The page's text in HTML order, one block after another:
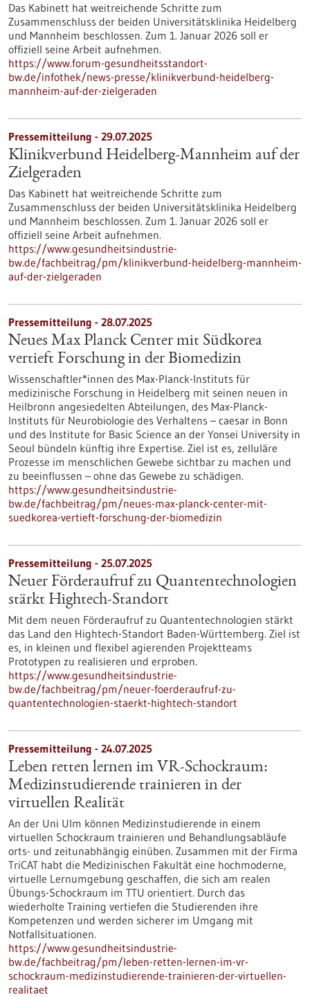
Das Kabinett hat weitreichende Schritte zum
Zusammenschluss der beiden Universitätsklinika Heidelberg
und Mannheim beschlossen. Zum 1. Januar 2026 soll er
offiziell seine Arbeit aufnehmen.
https://www.forum-gesundheitsstandort-
bw.de/infothek/news-presse/klinikverbund-heidelberg-
mannheim-auf-der-zielgeraden
Pressemitteilung - 29.07.2025
Klinikverbund Heidelberg-Mannheim auf der
Zielgeraden
Das Kabinett hat weitreichende Schritte zum
Zusammenschluss der beiden Universitätsklinika Heidelberg
und Mannheim beschlossen. Zum 1. Januar 2026 soll er
offiziell seine Arbeit aufnehmen.
https://www.gesundheitsindustrie-
bw.de/fachbeitrag/pm/klinikverbund-heidelberg-mannheim-
auf-der-zielgeraden
Pressemitteilung - 28.07.2025
Neues Max Planck Center mit Südkorea
vertieft Forschung in der Biomedizin
Wissenschaftler*innen des Max-Planck-Instituts für
medizinische Forschung in Heidelberg mit seinen neuen in
Heilbronn angesiedelten Abteilungen, des Max-Planck-
Instituts für Neurobiologie des Verhaltens – caesar in Bonn
und des Institute for Basic Science an der Yonsei University in
Seoul bündeln künftig ihre Expertise. Ziel ist es, zelluläre
Prozesse im menschlichen Gewebe sichtbar zu machen und
zu beeinflussen – ohne das Gewebe zu schädigen.
https://www.gesundheitsindustrie-
bw.de/fachbeitrag/pm/neues-max-planck-center-mit-
suedkorea-vertieft-forschung-der-biomedizin
Pressemitteilung - 25.07.2025
Neuer Förderaufruf zu Quantentechnologien
stärkt Hightech-Standort
Mit dem neuen Förderaufruf zu Quantentechnologien stärkt
das Land den Hightech-Standort Baden-Württemberg. Ziel ist
es, in kleinen und flexibel agierenden Projektteams
Prototypen zu realisieren und erproben.
https://www.gesundheitsindustrie-
bw.de/fachbeitrag/pm/neuer-foerderaufruf-zu-
quantentechnologien-staerkt-hightech-standort
Pressemitteilung - 24.07.2025
Leben retten lernen im VR-Schockraum:
Medizinstudierende trainieren in der
virtuellen Realität
An der Uni Ulm können Medizinstudierende in einem
virtuellen Schockraum trainieren und Behandlungsabläufe
orts- und zeitunabhängig einüben. Zusammen mit der Firma
TriCAT habt die Medizinischen Fakultät eine hochmoderne,
virtuelle Lernumgebung geschaffen, die sich am realen
Übungs-Schockraum im TTU orientiert. Durch das
wiederholte Training vertiefen die Studierenden ihre
Kompetenzen und werden sicherer im Umgang mit
Notfallsituationen.
https://www.gesundheitsindustrie-
bw.de/fachbeitrag/pm/leben-retten-lernen-im-vr-
schockraum-medizinstudierende-trainieren-der-virtuellen-
realitaet